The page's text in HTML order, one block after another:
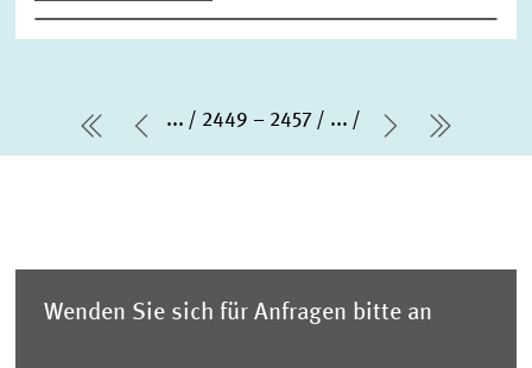
erste Seite
Vorherige Seite
... 2449 – 2457 ...
Nächste
letzte
Wenden Sie sich für Anfragen bitte an